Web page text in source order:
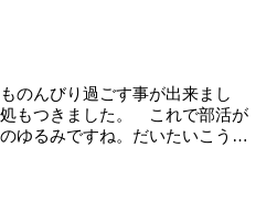
のんびり過ごす事が出来まし
もつきました。 これで部活が
るみですね。だいたいこうい